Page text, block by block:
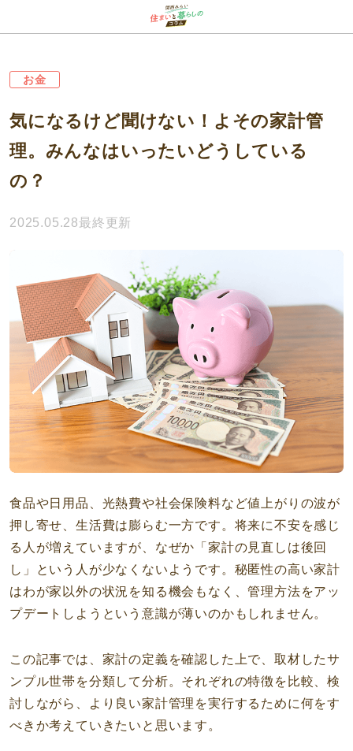
お金
気になるけど聞けない！よその家計管
理。みんなはいったいどうしている
の？
2025.05.28最終更新
食品や日用品、光熱費や社会保険料など値上がりの波が
押し寄せ、生活費は膨らむ一方です。将来に不安を感じ
る人が増えていますが、なぜか「家計の見直しは後回
し」という人が少なくないようです。秘匿性の高い家計
はわが家以外の状況を知る機会もなく、管理方法をアッ
プデートしようという意識が薄いのかもしれません。
この記事では、家計の定義を確認した上で、取材したサ
ンプル世帯を分類して分析。それぞれの特徴を比較、検
討しながら、より良い家計管理を実行するために何をす
べきか考えていきたいと思います。